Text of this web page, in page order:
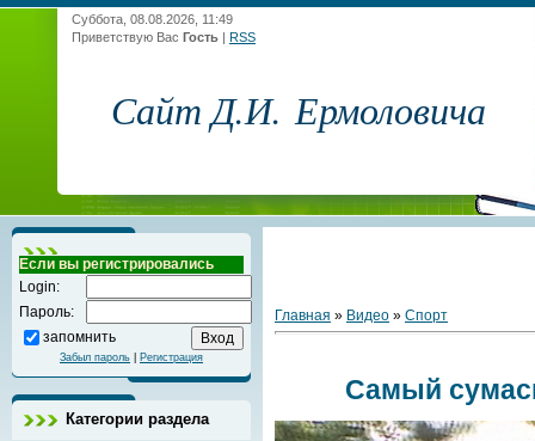
Суббота, 08.08.2026, 11:49
Приветствую Вас Гость | RSS
Сайт Д.И. Ермоловича
Если вы регистрировались
Login:
Пароль:
запомнить
Забыл пароль Регистрация
Категории раздела
Главная » Видео » Спорт
Самый